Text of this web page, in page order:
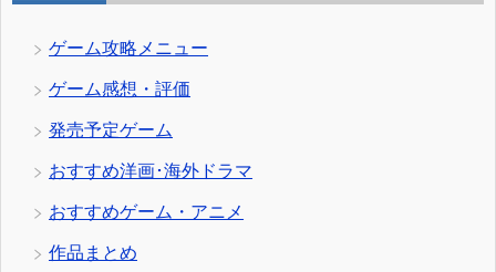
ゲーム攻略メニュー
ゲーム感想・評価
発売予定ゲーム
おすすめ洋画･海外ドラマ
おすすめゲーム・アニメ
作品まとめ